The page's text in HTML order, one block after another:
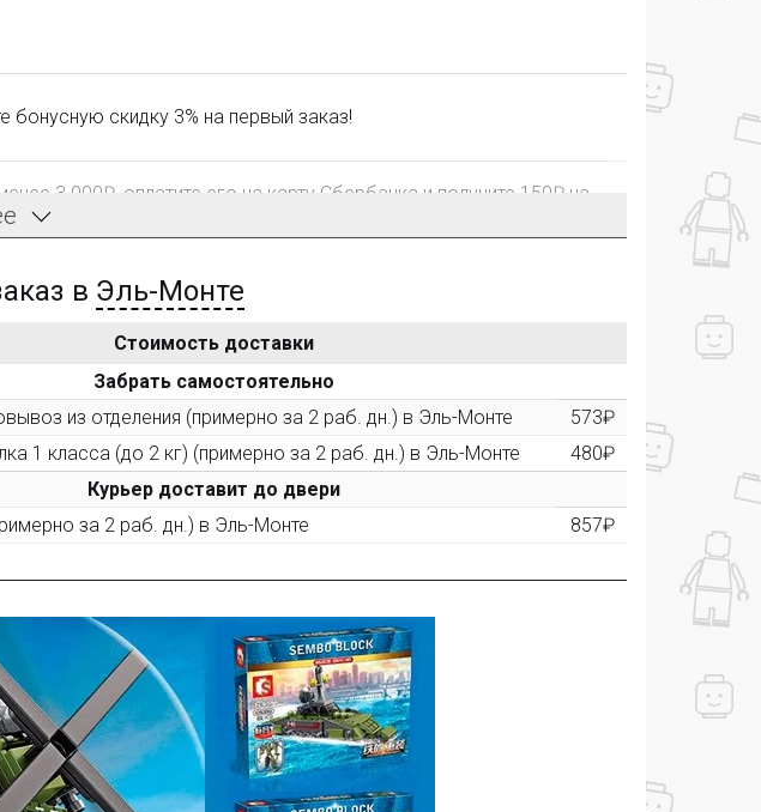
бонусную скидку 3% на первый заказ!
3 000₽, оплатите его на карту Сбербанка и получите 150₽ на
превысит 3000 рублей, Вы получите постоянную скидку на
купленного конструктора и получите дополнительную скидку
набора (не дороже 10 000 рублей).
за отзыв с фото.
символов) о товаре через системуЯндекс.Маркет
в нашем магазине и получите купон на скидку 150₽
в Эль-Монте
Стоимость доставки
Забрать самостоятельно
из отделения (примерно за 2 раб. дн.) в Эль-Монте
573₽
1 класса (до 2 кг) (примерно за 2 раб. дн.) в Эль-Монте
480₽
Курьер доставит до двери
за 2 раб. дн.) в Эль-Монте
857₽